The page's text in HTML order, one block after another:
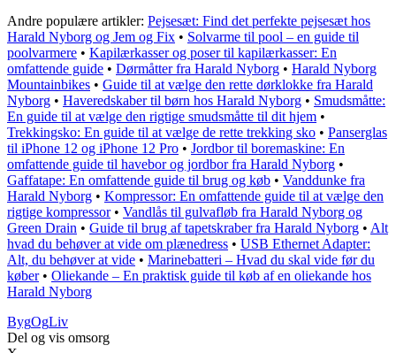
Andre populære artikler: Pejsesæt: Find det perfekte pejsesæt hos
Harald Nyborg og Jem og Fix • Solvarme til pool – en guide til
poolvarmere • Kapilærkasser og poser til kapilærkasser: En
omfattende guide • Dørmåtter fra Harald Nyborg • Harald Nyborg
Mountainbikes • Guide til at vælge den rette dørklokke fra Harald
Nyborg • Haveredskaber til børn hos Harald Nyborg • Smudsmåtte:
En guide til at vælge den rigtige smudsmåtte til dit hjem •
Trekkingsko: En guide til at vælge de rette trekking sko • Panserglas
til iPhone 12 og iPhone 12 Pro • Jordbor til boremaskine: En
omfattende guide til havebor og jordbor fra Harald Nyborg •
Gaffatape: En omfattende guide til brug og køb • Vanddunke fra
Harald Nyborg • Kompressor: En omfattende guide til at vælge den
rigtige kompressor• Vandlås til gulvafløb fra Harald Nyborg og
Green Drain • Guide til brug af tapetskraber fra Harald Nyborg • Alt
hvad du behøver at vide om plænedress • USB Ethernet Adapter:
Alt, du behøver at vide • Marinebatteri – Hvad du skal vide før du
køber• Oliekande – En praktisk guide til køb af en oliekande hos
Harald Nyborg
BygOgLiv
Del og vis omsorg